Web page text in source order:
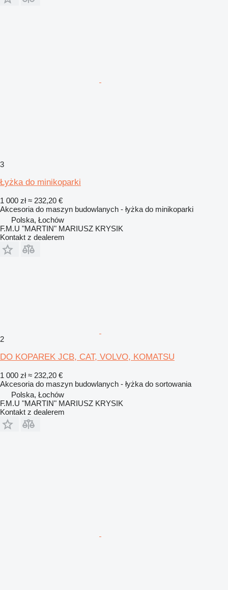
3
Łyżka do minikoparki
1 000 zł ≈ 232,20 €
Akcesoria do maszyn budowlanych - łyżka do minikoparki
Polska, Łochów
F.M.U "MARTIN" MARIUSZ KRYSIK
Kontakt z dealerem
2
DO KOPAREK JCB, CAT, VOLVO, KOMATSU
1 000 zł ≈ 232,20 €
Akcesoria do maszyn budowlanych - łyżka do sortowania
Polska, Łochów
F.M.U "MARTIN" MARIUSZ KRYSIK
Kontakt z dealerem